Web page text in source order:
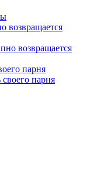
возвращается
парня